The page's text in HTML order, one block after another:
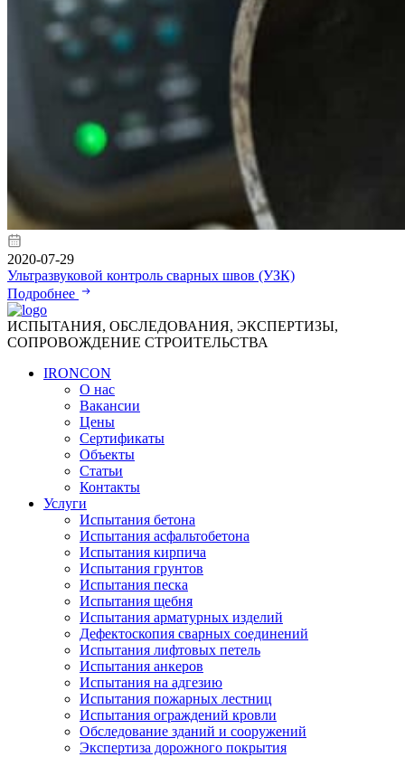
2020-07-29
Ультразвуковой контроль сварных швов (УЗК)
Подробнее
ИСПЫТАНИЯ, ОБСЛЕДОВАНИЯ, ЭКСПЕРТИЗЫ,
СОПРОВОЖДЕНИЕ СТРОИТЕЛЬСТВА
IRONCON
О нас
Вакансии
Цены
Сертификаты
Объекты
Статьи
Контакты
Услуги
Испытания бетона
Испытания асфальтобетона
Испытания кирпича
Испытания грунтов
Испытания песка
Испытания щебня
Испытания арматурных изделий
Дефектоскопия сварных соединений
Испытания лифтовых петель
Испытания анкеров
Испытания на адгезию
Испытания пожарных лестниц
Испытания ограждений кровли
Обследование зданий и сооружений
Экспертиза дорожного покрытия